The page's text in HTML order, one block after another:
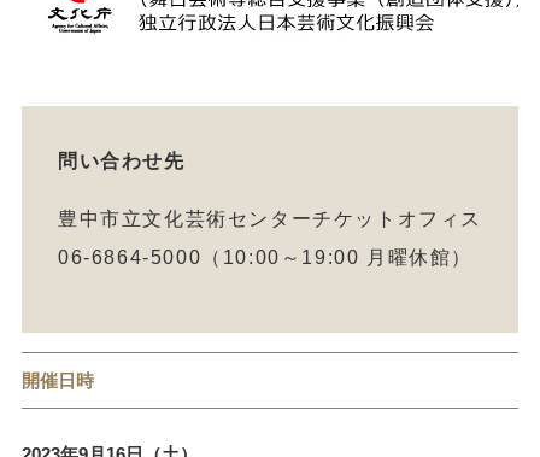
問い合わせ先
豊中市立文化芸術センターチケットオフィス
06-6864-5000（10:00～19:00 月曜休館）
開催日時